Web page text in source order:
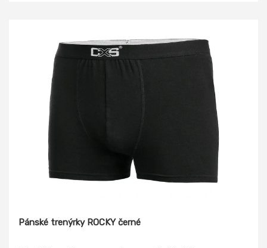
Pánské trenýrky ROCKY černé